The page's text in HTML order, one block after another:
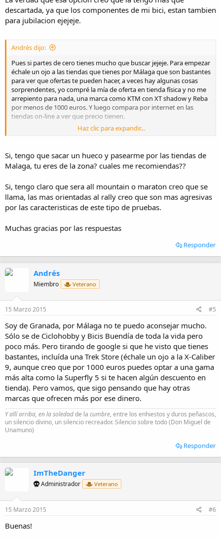
descartada, ya que los componentes de mi bici, estan tambien
para jubilacion ejejeje.
Andrés dijo:
Pues si partes de cero tienes mucho que buscar jejeje. Para empezar
échale un ojo a las tiendas que tienes por Málaga que son bastantes
para ver que ofertas te pueden hacer, a veces hay algunas cosas
sorprendentes, yo compré la mía de oferta en tienda física y no me
arrepiento para nada, una marca como KTM con XT shadow y Reba
por menos de 1000 euros. Y luego compara por internet en las
tiendas on-line a ver que precio tienen.
Yo personalmente creo que las marcas españolas como Conor, MMR
mira la relación calidad/precio. Luego hay otras marcas que se están
poniendo mucho las pilas como CUBE. También la gente compra
bastante la marca Merida y Trek.
Pero vamos, hoy día cualquier marca te puede ofrecer muy buenas
bicis, es cuestión de que te orientes en que gama te vas a mover
por 1000 euros que va a ser en aluminio y bicis "all mountain" (a no
ser que quieras una más orientada al rally), y comparar
Haz clic para expandir...
Si, tengo que sacar un hueco y pasearme por las tiendas de
Malaga, tu eres de la zona? cuales me recomiendas??
Si, tengo claro que sera all mountain o maraton creo que se
llama, las mas orientadas al rally creo que son mas agresivas
por las caracteristicas de este tipo de pruebas.
Muchas gracias por las respuestas
Responder
Andrés
Miembro Veterano
15 Marzo 2015 #5
Soy de Granada, por Málaga no te puedo aconsejar mucho.
Sólo se de Ciclohobby y Bicis Buendía de toda la vida pero
poco más. Pero tirando de google si que he visto que tienes
bastantes, incluída una Trek Store (échale un ojo a la X-Caliber
9, aunque creo que por 1000 euros puedes optar a una gama
más alta como la Superfly 5 si te hacen algún descuento en
tienda). Pero vamos, que sigo pensando que hay otras
marcas que ofrecen más por ese dinero.
Y allí arriba, en la soledadde la cumbre, entre los enhiestos y duros peñascos,
un silencio divino, un silencio recreador. Silencio sobre todo (Don Miguel de
Unamuno)
Responder
ImTheDanger
Administrador Veterano
15 Marzo 2015 #6
Buenas!